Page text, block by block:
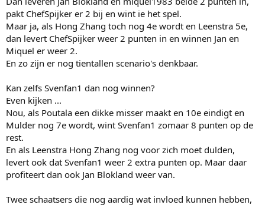
pakt ChefSpijker er 2 bij en wint ie het spel.
Maar ja, als Hong Zhang toch nog 4e wordt en Leenstra 5e,
dan levert ChefSpijker weer 2 punten in en winnen Jan en
Miquel er weer 2.
En zo zijn er nog tientallen scenario's denkbaar.
Kan zelfs Svenfan1 dan nog winnen?
Even kijken ...
Nou, als Poutala een dikke misser maakt en 10e eindigt en
Mulder nog 7e wordt, wint Svenfan1 zomaar 8 punten op de
rest.
En als Leenstra Hong Zhang nog voor zich moet dulden,
levert ook dat Svenfan1 weer 2 extra punten op. Maar daar
profiteert dan ook Jan Blokland weer van.
Twee schaatsers die nog aardig wat invloed kunnen hebben,